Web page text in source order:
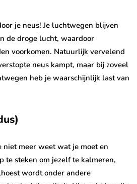
je neus! Je luchtwegen blijven
de droge lucht, waardoor
voorkomen. Natuurlijk vervelend
neus kampt, maar bij zoveel
heb je waarschijnlijk last van
meer weet wat je moet en
te steken om jezelf te kalmeren,
wordt onder andere